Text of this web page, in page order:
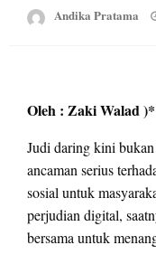
Andika Pratama
Oleh : Zaki Walad )*
Judi daring kini
ancaman serius
sosial untuk
perjudian digital,
bersama untuk